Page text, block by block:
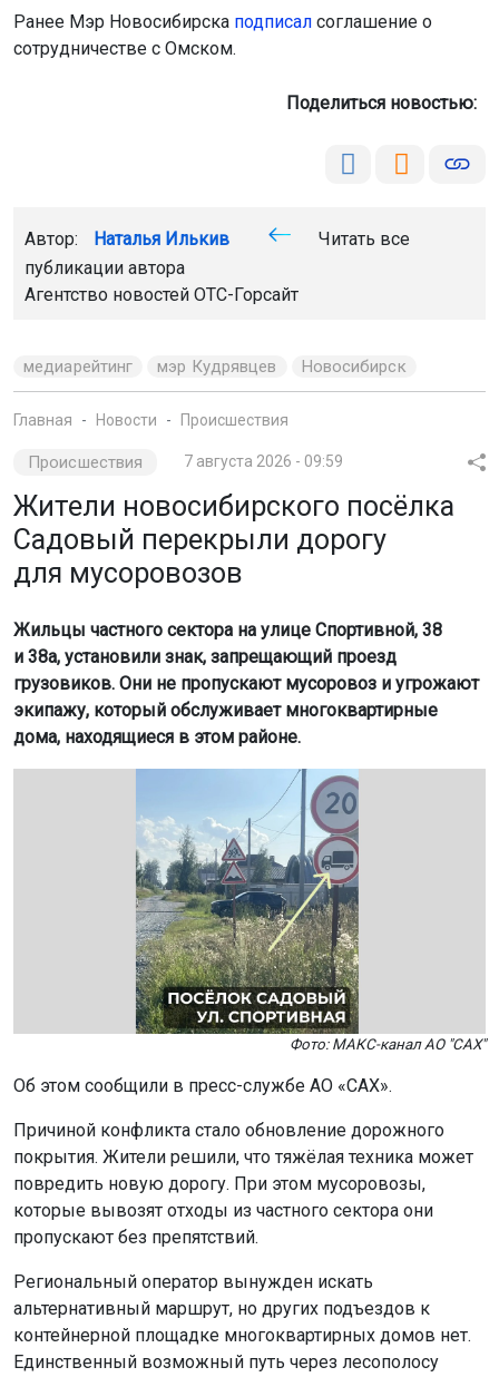
Ранее Мэр Новосибирска подписал соглашение о
сотрудничестве с Омском.
Поделиться новостью:
Автор: Наталья Илькив
Читать все
публикации автора
Агентство новостей ОТС-Горсайт
медиарейтинг мэр Кудрявцев Новосибирск
Главная Новости Происшествия
Происшествия 7 августа 2026 - 09:59
Жители новосибирского посёлка
Садовый перекрыли дорогу
для мусоровозов
Жильцы частного сектора на улице Спортивной, 38
и 38а, установили знак, запрещающий проезд
грузовиков. Они не пропускают мусоровоз и угрожают
экипажу, который обслуживает многоквартирные
дома, находящиеся в этом районе.
Фото: МАКС-канал АО "САХ"
Об этом сообщили в пресс-службе АО «САХ».
Причиной конфликта стало обновление дорожного
покрытия. Жители решили, что тяжёлая техника может
повредить новую дорогу. При этом мусоровозы,
которые вывозят отходы из частного сектора они
пропускают без препятствий.
Региональный оператор вынужден искать
альтернативный маршрут, но других подъездов к
контейнерной площадке многоквартирных домов нет.
Единственный возможный путь через лесополосу